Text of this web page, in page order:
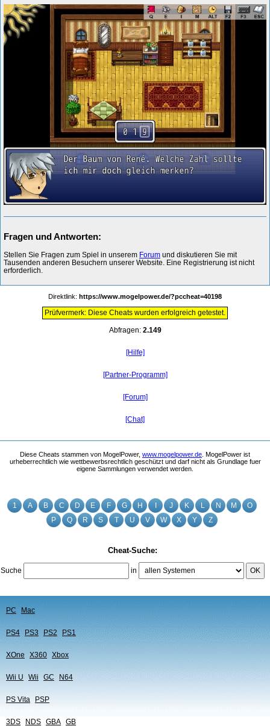
1 A B C D E F G H I J K L N M
O
P
Q R S T U V W X Y Z
Cheat-Suche:
Suche in OK
PC Mac
PS4 PS3 PS2 PS1
XOne X360 Xbox
Wii U Wii GC N64
PS Vita PSP
3DS NDS GBA GB
Fragen und Antworten:
Stellen Sie Fragen zum Spiel in unserem Forum und diskutieren Sie mit
Tausenden anderen Besuchern unserer Website. Eine Registrierung ist nicht
erforderlich.
Direktlink: https://www.mogelpower.de/?pccheat=40198
Prüfvermerk: Diese Cheats wurden erfolgreich getestet.
Abfragen: 2.149
[Hilfe]
[Partner-Programm]
[Forum]
[Chat]
Diese Cheats stammen von MogelPower, www.mogelpower.de . MogelPower ist
urheberrechtlich wie wettbewerbsrechtlich geschützt und darf nicht als Grundlage fuer
eigene Sammlungen verwendet werden.